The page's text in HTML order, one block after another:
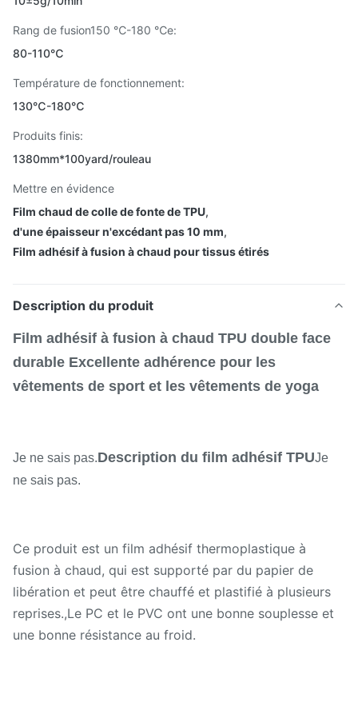
Rang de fusion150 ℃-180 ℃e:
80-110℃
Température de fonctionnement:
130℃-180℃
Produits finis:
1380mm*100yard/rouleau
Mettre en évidence
Film chaud de colle de fonte de TPU,
d'une épaisseur n'excédant pas 10 mm,
Film adhésif à fusion à chaud pour tissus étirés
Description du produit
Film adhésif à fusion à chaud TPU double face
durable Excellente adhérence pour les
vêtements de sport et les vêtements de yoga
Je ne sais pas.Description du film adhésif TPUJe
ne sais pas.
Ce produit est un film adhésif thermoplastique à
fusion à chaud, qui est supporté par du papier de
libération et peut être chauffé et plastifié à plusieurs
reprises.,Le PC et le PVC ont une bonne souplesse et
une bonne résistance au froid.